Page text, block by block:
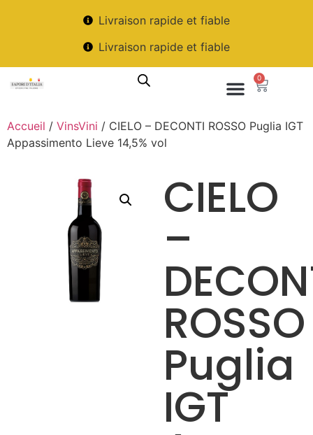
Livraison rapide et fiable
Livraison rapide et fiable
0
Accueil / VinsVini / CIELO – DECONTI ROSSO Puglia IGT
Appassimento Lieve 14,5% vol
CIELO
–
ROSSO
Puglia
IGT